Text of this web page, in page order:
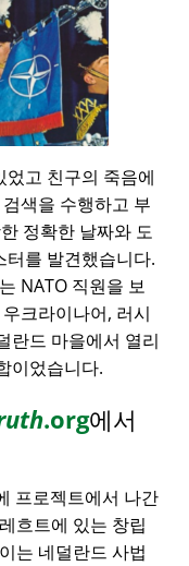
고 친구의 죽음에
색을 수행하고 부
정확한 날짜와 도
를 발견했습니다.
NATO 직원을 보
크라이나어, 러시
란드 마을에서 열리
이었습니다.
.org에서
프로젝트에서 나간
흐트에 있는 창립
는 네덜란드 사법